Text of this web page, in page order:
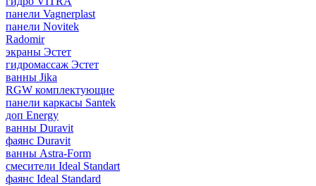
панели Vagnerplast
панели Novitek
Radomir
экраны Эстет
гидромассаж Эстет
ванны Jika
RGW комплектующие
панели каркасы Santek
доп Energy
ванны Duravit
фаянс Duravit
ванны Astra-Form
смесители Ideal Standart
фаянс Ideal Standard